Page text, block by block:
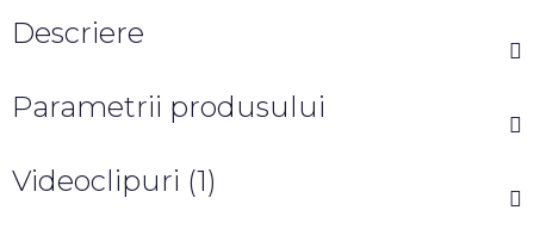
Descriere
Parametrii produsului
Videoclipuri (1)